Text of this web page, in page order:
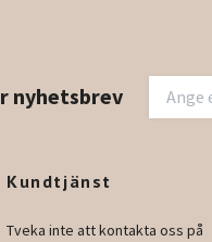
nyhetsbrev
Kundtjänst
Tveka inte att kontakta oss på